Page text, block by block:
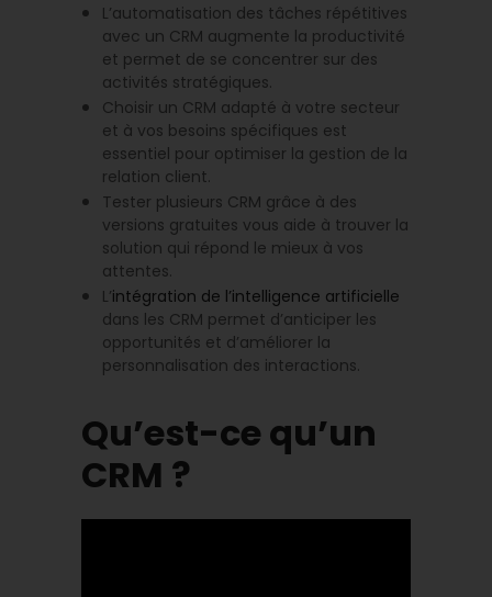
L’automatisation des tâches répétitives
avec un CRM augmente la productivité
et permet de se concentrer sur des
activités stratégiques.
Choisir un CRM adapté à votre secteur
et à vos besoins spécifiques est
essentiel pour optimiser la gestion de la
relation client.
Tester plusieurs CRM grâce à des
versions gratuites vous aide à trouver la
solution qui répond le mieux à vos
attentes.
L’intégration de l’intelligence artificielle
dans les CRM permet d’anticiper les
opportunités et d’améliorer la
personnalisation des interactions.
Qu’est-ce qu’un
CRM ?